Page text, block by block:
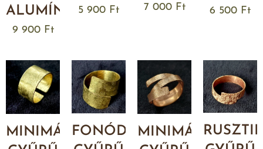
ALUMÍNIUMBÓL
9 900Ft
5 900 Ft 7 000Ft 6 500 Ft
MINIMÁL FONÓDÓ MINIMÁL